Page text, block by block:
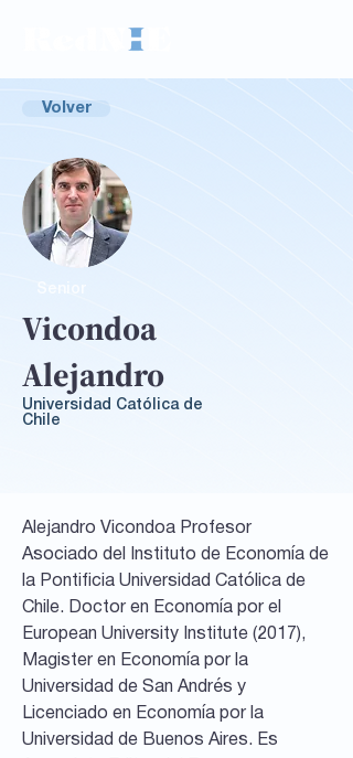
Volver
Vicondoa
Alejandro
Universidad Católica de
Chile
Alejandro Vicondoa Profesor
Asociado del Instituto de Economía de
la Pontificia Universidad Católica de
Chile. Doctor en Economía por el
European University Institute (2017),
Magister en Economía por la
Universidad de San Andrés y
Licenciado en Economía por la
Universidad de Buenos Aires. Es